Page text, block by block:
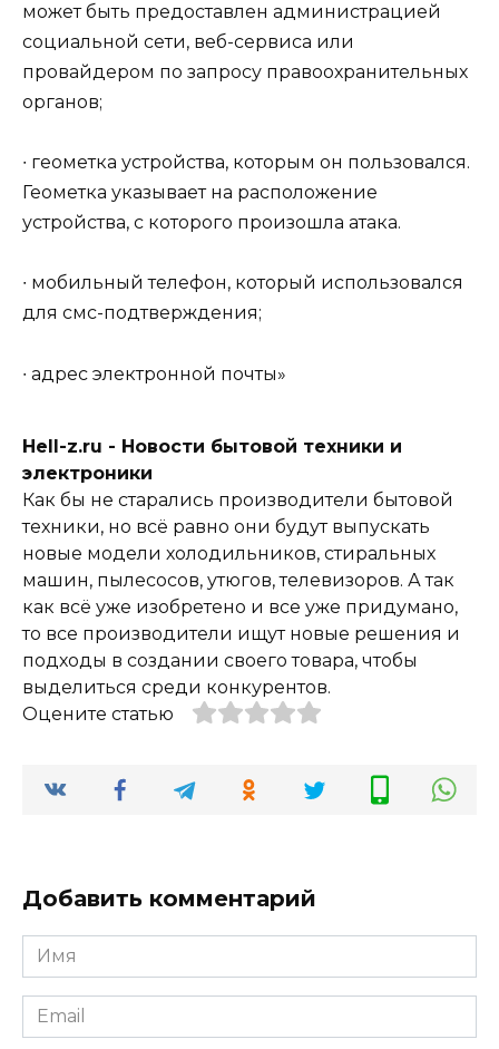
может быть предоставлен администрацией
социальной сети, веб-сервиса или
провайдером по запросу правоохранительных
органов;
∙ геометка устройства, которым он пользовался.
Геометка указывает на расположение
устройства, с которого произошла атака.
∙ мобильный телефон, который использовался
для смс-подтверждения;
∙ адрес электронной почты»
Hell-z.ru - Новости бытовой техники и
электроники
Как бы не старались производители бытовой
техники, но всё равно они будут выпускать
новые модели холодильников, стиральных
машин, пылесосов, утюгов, телевизоров. А так
как всё уже изобретено и все уже придумано,
то все производители ищут новые решения и
подходы в создании своего товара, чтобы
выделиться среди конкурентов.
Оцените статью
Добавить комментарий
Имя
*
Email
*